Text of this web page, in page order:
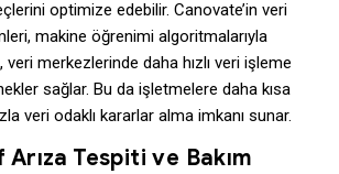
optimize edebilir. Canovate’in veri
makine öğrenimi algoritmalarıyla
veri merkezlerinde daha hızlı veri işleme
sağlar. Bu da işletmelere daha kısa
veri odaklı kararlar alma imkanı sunar.
Tespiti ve Bakım